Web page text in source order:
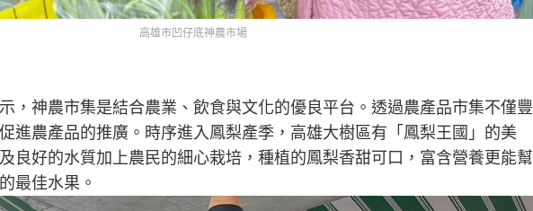
高雄市凹仔底神農市場
，神農市集是結合農業、飲食與文化的優良平台。透過農產品市集不僅豐
進農產品的推廣。時序進入鳳梨產季，高雄大樹區有「鳳梨王國」的美
良好的水質加上農民的細心栽培，種植的鳳梨香甜可口，富含營養更能幫
最佳水果。